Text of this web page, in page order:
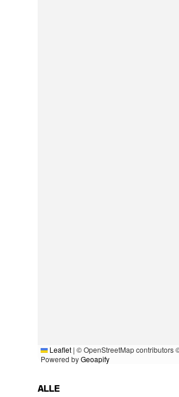
Leaflet | © OpenStreetMap contributors
Powered byGeoapify
ALLE